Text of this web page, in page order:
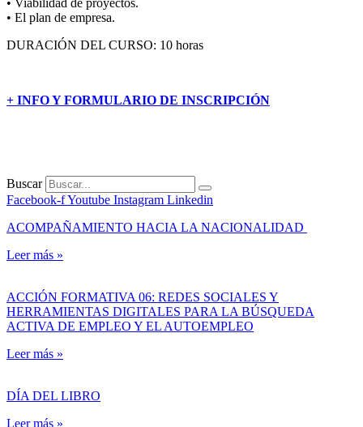
• El plan de empresa.
DURACIÓN DEL CURSO: 10 horas
+ INFO Y FORMULARIO DE INSCRIPCIÓN
Buscar
Facebook-fYoutube Instagram Linkedin
ACOMPAÑAMIENTO HACIA LA NACIONALIDAD
Leer más »
ACCIÓN FORMATIVA 06: REDES SOCIALES Y
HERRAMIENTAS DIGITALES PARA LA BÚSQUEDA
ACTIVA DE EMPLEO Y EL AUTOEMPLEO
Leer más »
DÍA DEL LIBRO
Leer más »